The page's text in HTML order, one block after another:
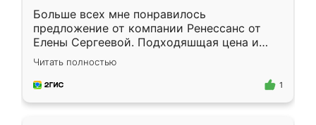
Больше всех мне понравилось
предложение от компании Ренессанс от
Елены Сергеевой. Подходяшщая цена и
короткие сроки изготовления. Приехавший
для замера сотрудник Владислав
предложил по моему эскизу самый
Читать полностью
1